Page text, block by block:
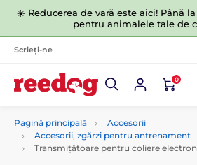
☀️ Reducerea de vară este aici! Până
pentru animalele tale de
Scrieți-ne
0
Pagină principală
Accesorii
Accesorii, zgărzi pentru antrenament
Transmițătoare pentru coliere